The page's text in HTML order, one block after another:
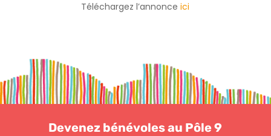
Téléchargez l’annonce ici
Devenez bénévoles au Pôle 9